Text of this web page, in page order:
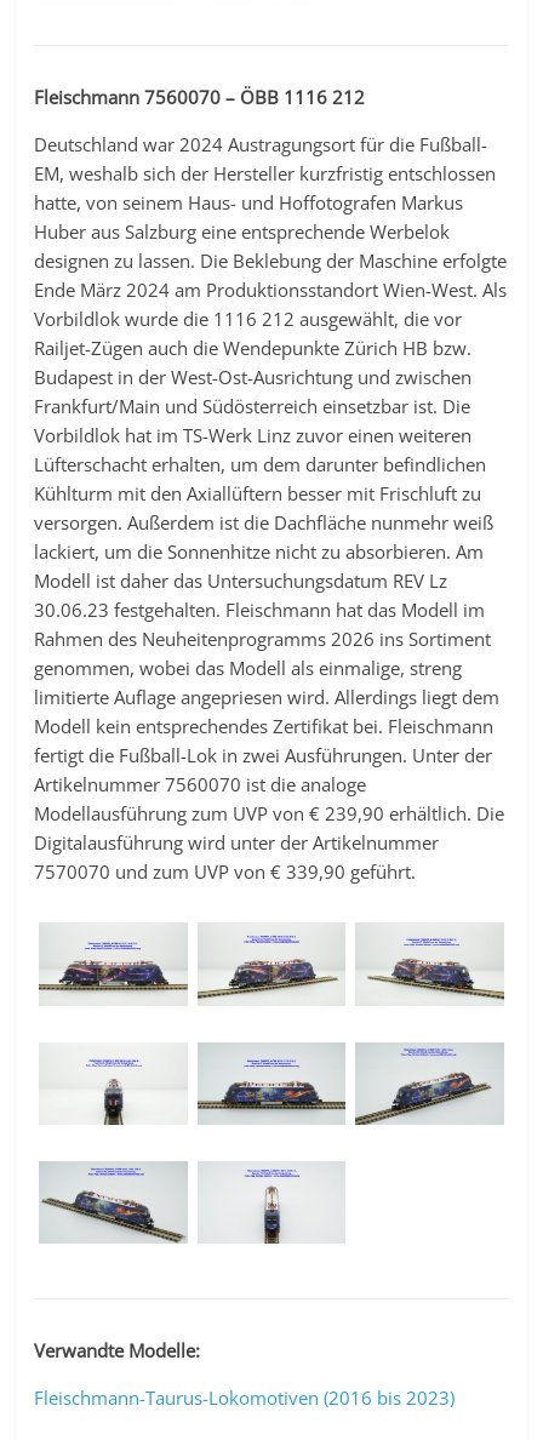
Fleischmann 7560070 – ÖBB 1116 212
Deutschland war 2024 Austragungsort für die Fußball-
EM, weshalb sich der Hersteller kurzfristig entschlossen
hatte, von seinem Haus- und Hoffotografen Markus
Huber aus Salzburg eine entsprechende Werbelok
designen zu lassen. Die Beklebung der Maschine erfolgte
Ende März 2024 am Produktionsstandort Wien-West. Als
Vorbildlok wurde die 1116 212 ausgewählt, die vor
Railjet-Zügen auch die Wendepunkte Zürich HB bzw.
Budapest in der West-Ost-Ausrichtung und zwischen
Frankfurt/Main und Südösterreich einsetzbar ist. Die
Vorbildlok hat im TS-Werk Linz zuvor einen weiteren
Lüfterschacht erhalten, um dem darunter befindlichen
Kühlturm mit den Axiallüftern besser mit Frischluft zu
versorgen. Außerdem ist die Dachfläche nunmehr weiß
lackiert, um die Sonnenhitze nicht zu absorbieren. Am
Modell ist daher das Untersuchungsdatum REV Lz
30.06.23 festgehalten. Fleischmann hat das Modell im
Rahmen des Neuheitenprogramms 2026 ins Sortiment
genommen, wobei das Modell als einmalige, streng
limitierte Auflage angepriesen wird. Allerdings liegt dem
Modell kein entsprechendes Zertifikat bei. Fleischmann
fertigt die Fußball-Lok in zwei Ausführungen. Unter der
Artikelnummer 7560070 ist die analoge
Modellausführung zum UVP von € 239,90 erhältlich. Die
Digitalausführung wird unter der Artikelnummer
7570070 und zum UVP von € 339,90 geführt.
Verwandte Modelle:
Fleischmann-Taurus-Lokomotiven (2016 bis 2023)